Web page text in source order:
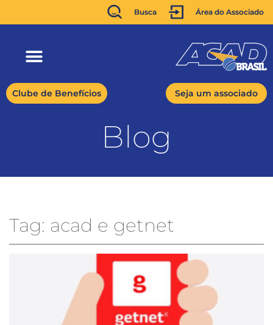
Busca Área do Associado
Clube de Benefícios Seja um associado
Blog
Tag: acad e getnet